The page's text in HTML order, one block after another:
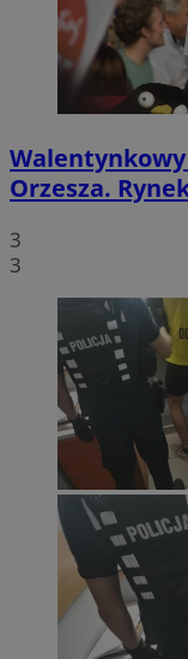
Orzesza.
3
3